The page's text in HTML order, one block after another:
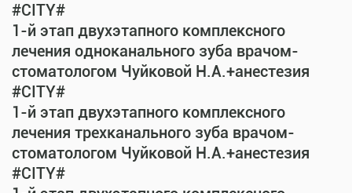
#CITY#
1-й этап двухэтапного комплексного
лечения одноканального зуба врачом-
стоматологом Чуйковой Н.А.+анестезия
#CITY#
1-й этап двухэтапного комплексного
лечения трехканального зуба врачом-
стоматологом Чуйковой Н.А.+анестезия
#CITY#